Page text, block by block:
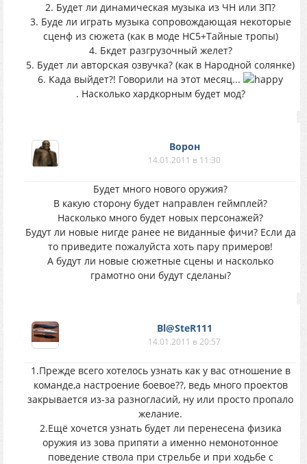
2. Будет ли динамическая музыка из ЧН или ЗП?
3. Буде ли играть музыка сопровождающая некоторые
сценф из сюжета (как в моде НС5+Тайные тропы)
4. Бкдет разгрузочный желет?
5. Будет ли авторская озвучка? (как в Народной солянке)
6. Када выйдет?! Говорили на этот месяц...
. Насколько хардкорным будет мод?
Ворон
14.01.2011 в 11:30
Будет много нового оружия?
В какую сторону будет направлен геймплей?
Насколько много будет новых персонажей?
Будут ли новые нигде ранее не виданные фичи? Если да
то приведите пожалуйста хоть пару примеров!
А будут ли новые сюжетные сцены и насколько
грамотно они будут сделаны?
Bl@SteR111
14.01.2011 в 20:57
1.Прежде всего хотелось узнать как у вас отношение в
команде,а настроение боевое??, ведь много проектов
закрывается из-за разногласий, ну или просто пропало
желание.
2.Ещё хочется узнать будет ли перенесена физика
оружия из зова припяти а именно немонотонное
поведение ствола при стрельбе и при ходьбе с